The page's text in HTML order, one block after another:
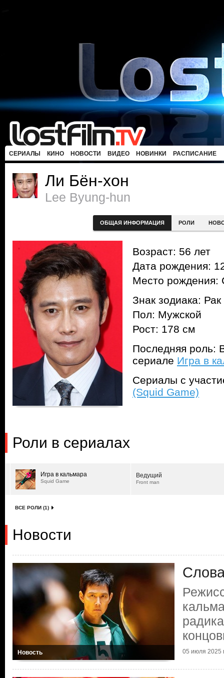
СЕРИАЛЫ КИНО НОВОСТИ ВИДЕО НОВИНКИ РАСПИСАНИЕ
Ли Бён-хон
Lee Byung-hun
ОБЩАЯ ИНФОРМАЦИЯ РОЛИ
Возраст: 56 лет
Дата рождения:
Место
Знак зодиака: Рак
Пол: Мужской
Рост: 178 см
Последняя роль:
сериале Игра в
Сериалы с
(Squid Game)
Роли в сериалах
Игра в кальмара
Squid Game
Ведущий
Front man
ВСЕ РОЛИ (1)
Новости
Новость 05 июля 2025